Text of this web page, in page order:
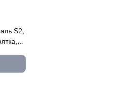
S2,